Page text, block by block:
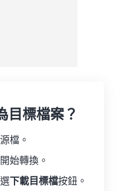
目標檔案？
檔。
始轉換。
下載目標檔按鈕。